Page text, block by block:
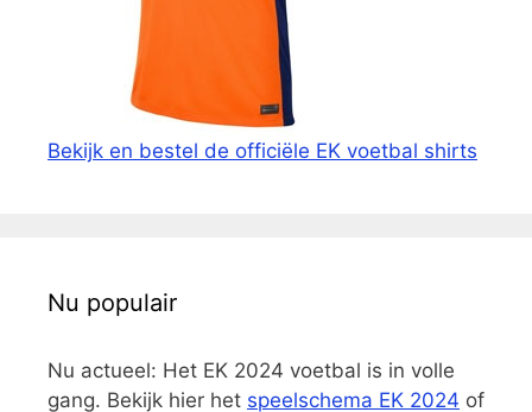
Bekijk en bestel de officiële EK voetbal shirts
Nu populair
Nu actueel: Het EK 2024 voetbal is in volle
gang. Bekijk hier het speelschema EK 2024 of